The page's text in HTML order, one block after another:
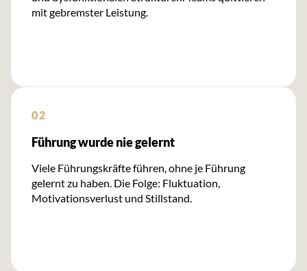
mit gebremster Leistung.
02
Führung wurde nie gelernt
Viele Führungskräfte führen, ohne je Führung
gelernt zu haben. Die Folge: Fluktuation,
Motivationsverlust und Stillstand.